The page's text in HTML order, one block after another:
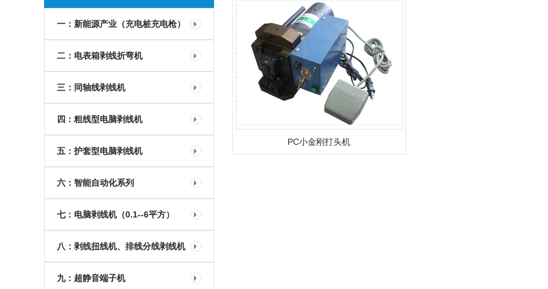
一：新能源产业（充电桩充电枪）
二：电表箱剥线折弯机
三：同轴线剥线机
四：粗线型电脑剥线机
五：护套型电脑剥线机
六：智能自动化系列
七：电脑剥线机（0.1--6平方）
八：剥线扭线机、排线分线剥线机
九：超静音端子机
PC小金刚打头机